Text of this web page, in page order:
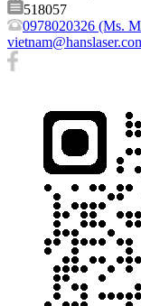
518057
0978020326 (Ms.